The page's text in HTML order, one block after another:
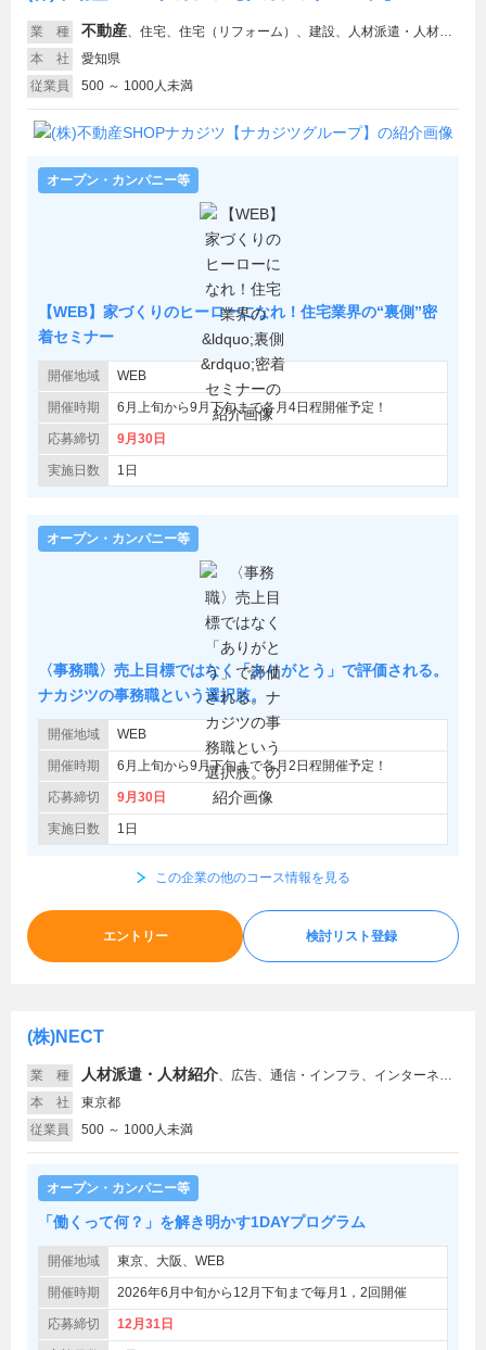
業 種 不動産、 住宅、住宅（リフォーム）、建設、人材派遣・人材紹介
本 社
愛知県
従業員
500 ～ 1000人未満
オープン・カンパニー等
【WEB】家づくりのヒーローになれ！住宅業界の“裏側”密
着セミナー
開催地域 WEB
開催時期 6月上旬から9月下旬まで各月4日程開催予定！
応募締切 9月30日
実施日数 1日
オープン・カンパニー等
〈事務職〉売上目標ではなく「ありがとう」で評価される。
ナカジツの事務職という選択肢。
開催地域 WEB
開催時期 6月上旬から9月下旬まで各月2日程開催予定！
応募締切 9月30日
実施日数 1日
この企業の他のコース情報を見る
エントリー 検討リスト登録
(株)NECT
業 種 人材派遣・人材紹介、 広告、通信・インフラ、インターネット関連、サービス（その他）
本 社
東京都
従業員
500 ～ 1000人未満
オープン・カンパニー等
「働くって何？」を解き明かす1DAYプログラム
開催地域 東京、大阪、WEB
開催時期 2026年6月中旬から12月下旬まで毎月1，2回開催
応募締切 12月31日